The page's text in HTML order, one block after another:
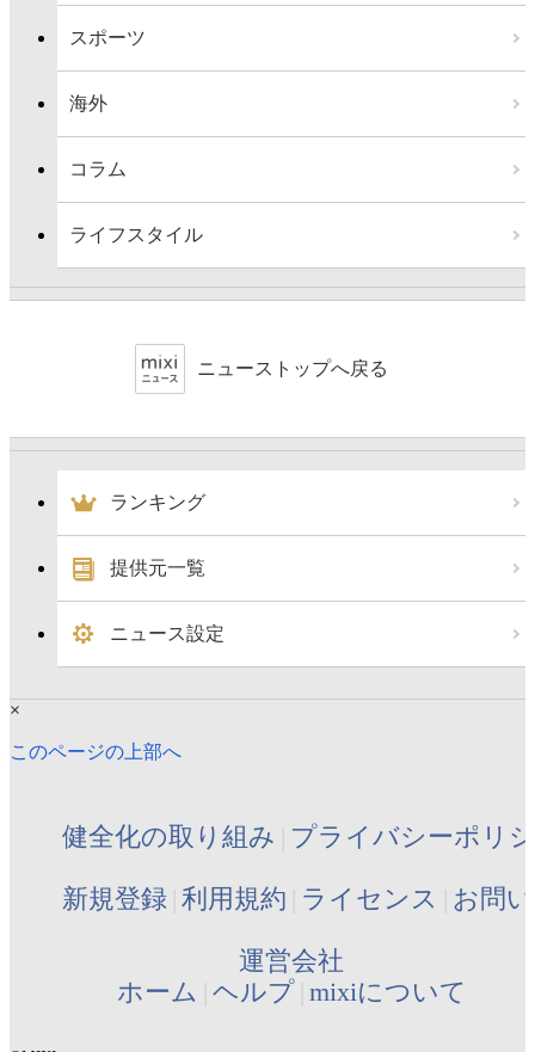
スポーツ
海外
コラム
ライフスタイル
ニューストップへ戻る
ランキング
提供元一覧
ニュース設定
×
このページの上部へ
健全化の取り組み プライバシーポリ
新規登録 利用規約 ライセンス お問
運営会社
ホーム ヘルプ mixiについて